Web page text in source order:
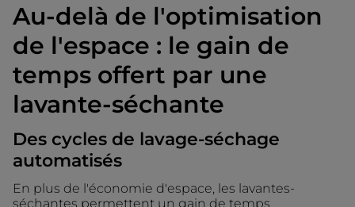
Au-delà de l'optimisation
de l'espace : le gain de
temps offert par une
lavante-séchante
Des cycles de lavage-séchage
automatisés
En plus de l'économie d'espace, les lavantes-
séchantes permettent un gain de temps